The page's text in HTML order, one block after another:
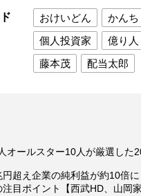
おけいどん かんち
個人投資家
億り人
藤本茂
配当太郎
オールスター10人が厳選した
円超え企業の純利益が約10倍
目ポイント【西武HD、山岡